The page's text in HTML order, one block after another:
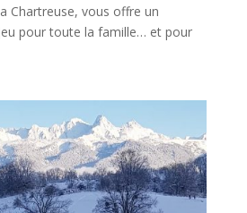
Chartreuse, vous offre un
pour toute la famille… et pour